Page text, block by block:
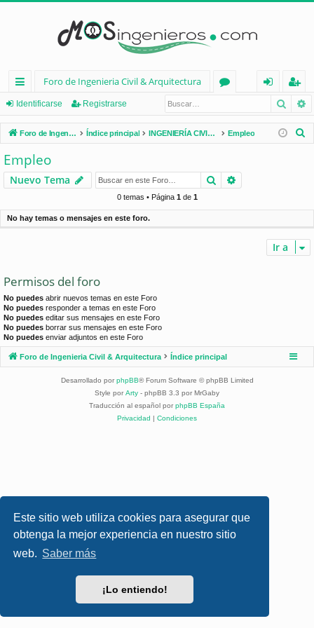
Este sitio web utiliza cookies para asegurar que
obtenga la mejor experiencia en nuestro sitio
web. Saber más
¡Lo entiendo!
nl
ac
es
rá
pi
d
Foro de Ingenieria Civil & Arquitectura
os
nt
ifi
e
eg
ist
ra
Identificarse Registrarse
Foro de Ingenieria Civil & Arquitectura Índice principal INGENIERÍA CIVIL (España) Empleo
r
Empleo
Nuevo Tema Buscar
0 temas • Página 1de 1
No hay temas o mensajes en este foro.
Ir a
Permisos del foro
No puedes abrir nuevos temas en este Foro
No puedes responder a temas en este Foro
No puedes editar sus mensajes en este Foro
No puedes borrar sus mensajes en este Foro
No puedes enviar adjuntos en este Foro
Foro de Ingenieria Civil & Arquitectura Índice principal
Desarrollado por phpBB® Forum Software © phpBB Limited
Style por Arty - phpBB 3.3 por MrGaby
Traducción al español por phpBB España
Privacidad | Condiciones